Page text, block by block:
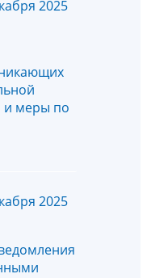
2025
и меры по
2025